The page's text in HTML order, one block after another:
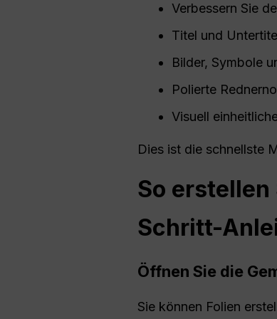
Verbessern Sie
Titel und
Bilder, Symbole
Polierte
Visuell
Dies ist die schnellste
So
Schritt-
Öffnen Sie die
Sie können Folien